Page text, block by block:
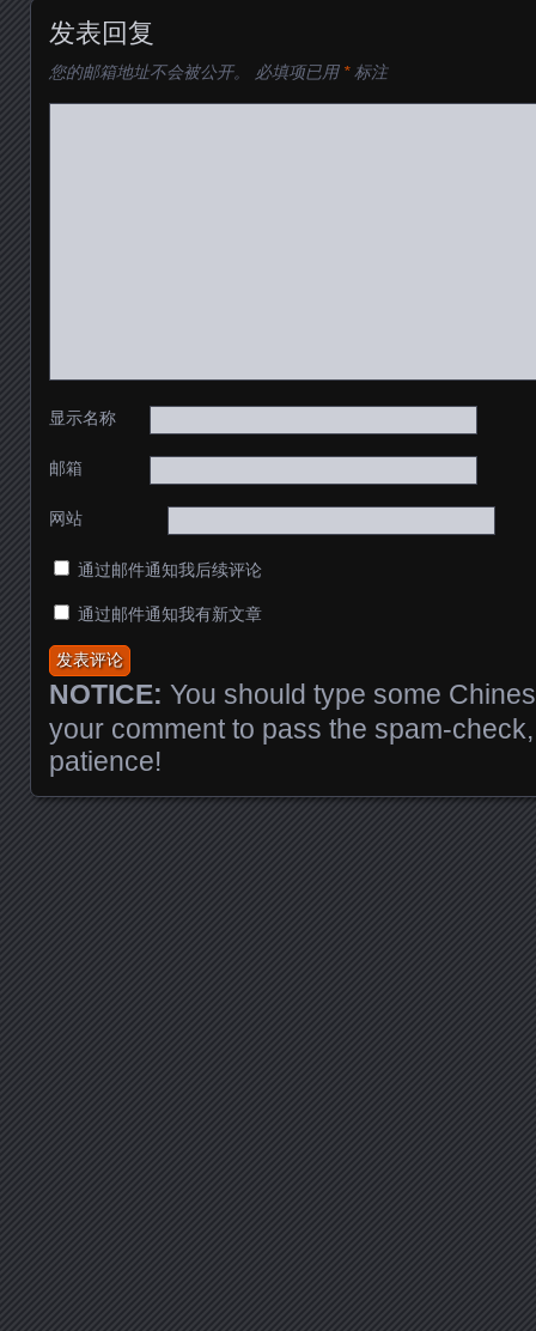
发表回复
您的邮箱地址不会被公开。 必填项已用 *标注
显示名称
邮箱
网站
通过邮件通知我后续评论
通过邮件通知我有新文章
NOTICE: You should type some
your comment to pass the spam-
patience!